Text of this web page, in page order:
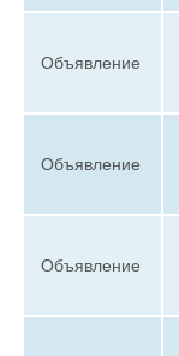
Объявление
Объявление
Объявление